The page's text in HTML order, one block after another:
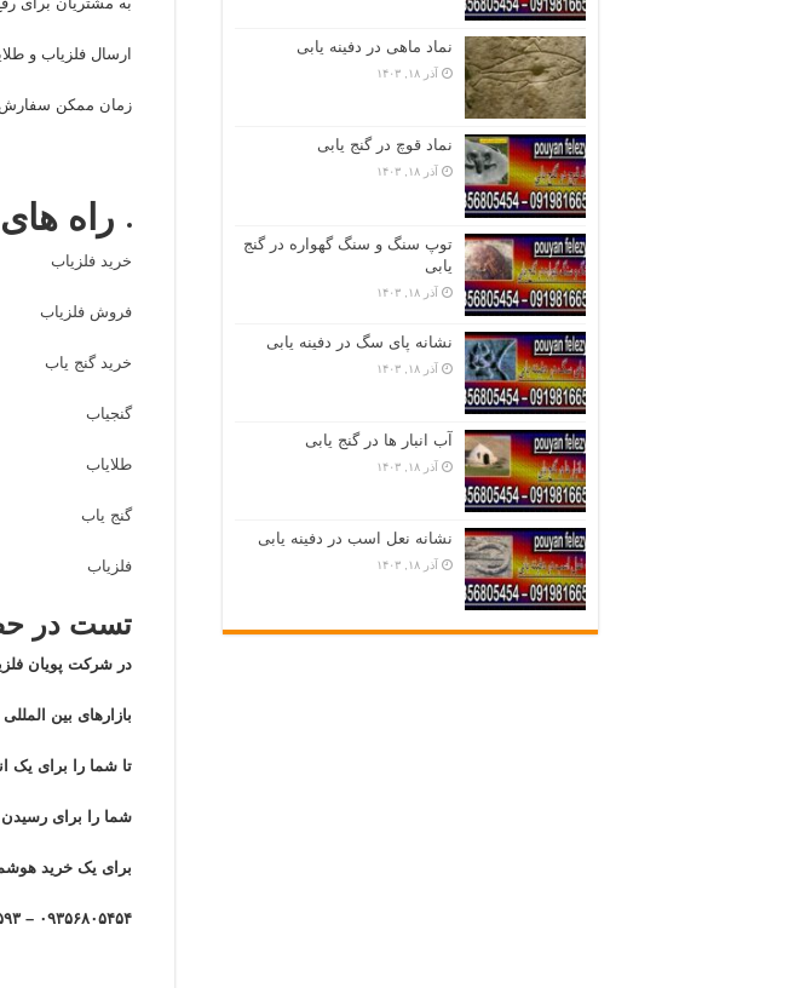
ارسال فلزیاب و
زمان ممکن سفارش
راه
خرید فلزیاب
فروش فلزیاب
خرید گنج یاب
گنجیاب
طلایاب
گنج یاب
فلزیاب
تست در
در شرکت پویان
بازار‌های بین
تا شما را برای یک
شما را برای رسیدن
برای یک خرید
۰۹۳۵۶۸۰۵۴۵۴ – ۰۹۱۹۸۱۶۶۵۹۳
نماد ماهی در دفینه یابی
آذر ۱۸, ۱۴۰۳
نماد قوچ در گنج یابی
آذر ۱۸, ۱۴۰۳
توپ سنگ و سنگ گهواره در گنج
یابی
آذر ۱۸, ۱۴۰۳
نشانه پای سگ در دفینه یابی
آذر ۱۸, ۱۴۰۳
آب انبار ها در گنج یابی
آذر ۱۸, ۱۴۰۳
نشانه نعل اسب در دفینه یابی
آذر ۱۸, ۱۴۰۳